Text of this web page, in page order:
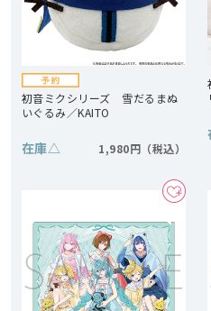
初音ミクシリーズ 雪だるまぬ
いぐるみ／KAITO
在庫△ 1,980円